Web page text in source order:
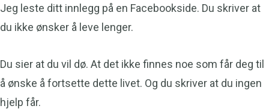
Jeg leste ditt innlegg på en Facebookside. Du skriver at
du ikke ønsker å leve lenger.
Du sier at du vil dø. At det ikke finnes noe som får deg til
å ønske å fortsette dette livet. Og du skriver at du ingen
hjelp får.